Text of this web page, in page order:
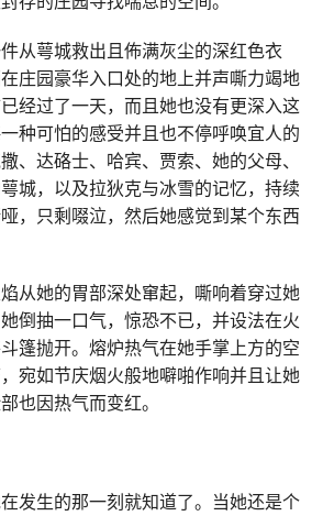
从萼城救出且佈满灰尘的深红色衣
庄园豪华入口处的地上并声嘶力竭地
经过了一天，而且她也没有更深入这
种可怕的感受并且也不停呼唤宜人的
、达硌士、哈宾、贾索、她的父母、
城，以及拉狄克与冰雪的记忆，持续
，只剩啜泣，然后她感觉到某个东西
从她的胃部深处窜起，嘶响着穿过她
倒抽一口气，惊恐不已，并设法在火
篷抛开。熔炉热气在她手掌上方的空
宛如节庆烟火般地噼啪作响并且让她
也因热气而变红。
发生的那一刻就知道了。当她还是个